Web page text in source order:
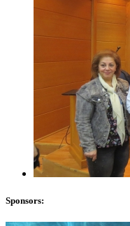
Sponsors: